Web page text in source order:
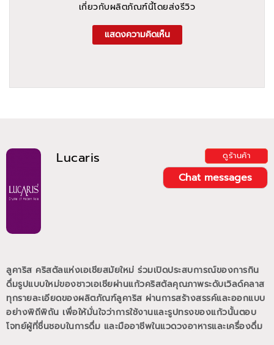
Lucaris ดูร้านค้า
Chat messages
ลูคาริส คริสตัลแห่งเอเชียสมัยใหม่ ร่วมเปิดประสบการณ์ของการกิน
ดื่มรูปแบบใหม่ของชาวเอเชียผ่านแก้วคริสตัลคุณภาพระดับเวิลด์คลาส
ทุกรายละเอียดของผลิตภัณฑ์ลูคาริส ผ่านการสร้างสรรค์และออกแบบ
อย่างพิถีพิถัน เพื่อให้มั่นใจว่าการใช้งานและรูปทรงของแก้วนั้นตอบ
โจทย์ผู้ที่ชื่นชอบในการดื่ม และมืออาชีพในแวดวงอาหารและเครื่องดื่ม
เกี่ยวกับผลิตภัณฑ์นี้โดยส่งรีวิว
แสดงความคิดเห็น